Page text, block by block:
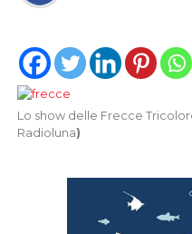
Lo show delle Frecce
Radioluna)